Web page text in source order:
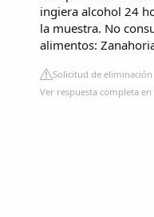
ingiera alcohol 24
la muestra. No
alimentos:
Solicitud de eliminación
Ver respuesta completa